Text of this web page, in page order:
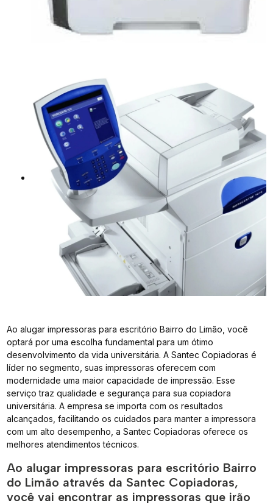
Ao alugar impressoras para escritório Bairro do Limão, você
optará por uma escolha fundamental para um ótimo
desenvolvimento da vida universitária. A Santec Copiadoras é
líder no segmento, suas impressoras oferecem com
modernidade uma maior capacidade de impressão. Esse
serviço traz qualidade e segurança para sua copiadora
universitária. A empresa se importa com os resultados
alcançados, facilitando os cuidados para manter a impressora
com um alto desempenho, a Santec Copiadoras oferece os
melhores atendimentos técnicos.
Ao alugar impressoras para escritório Bairro
do Limão através da Santec Copiadoras,
você vai encontrar as impressoras que irão